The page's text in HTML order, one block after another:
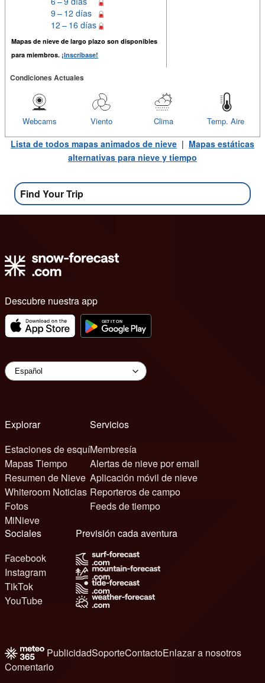
9 – 12 días
12 – 16 días
Mapas de nieve de largo plazo son disponibles
para miembros. ¡Inscríbase!
Condiciones Actuales
Temp. Aire
Clima
Viento
Webcams
Lista de todos mapas animados de nieve | Mapas estáticas
alternativas para nieve y tiempo
Find Your Trip
Descubre nuestra app
Explorar
Estaciones de esquí
Mapas Tiempo
Resumen de Nieve
Whiteroom Noticias
Fotos
MiNieve
Servicios
Membresía
Alertas de nieve por email
Aplicación móvil de nieve
Reporteros de campo
Feeds de tiempo
Sociales
Facebook
Instagram
TikTok
YouTube
Previsión cada aventura
PublicidadSoporteContactoEnlazar a nosotros
Comentario